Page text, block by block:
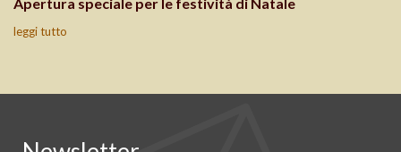
leggi tutto